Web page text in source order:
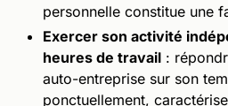
personnelle constitue une
Exercer son activité
heures de travail :
auto-entreprise sur son
ponctuellement,